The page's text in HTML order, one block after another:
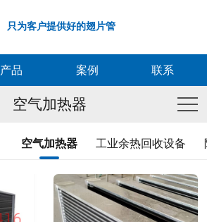
只为客户提供好的翅片管
产品 案例 联系
空气加热器
空气加热器 工业余热回收设备